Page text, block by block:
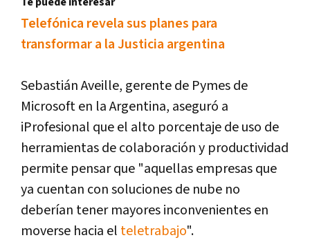
Telefónica revela sus planes para
transformar a la Justicia argentina
Sebastián Aveille, gerente de Pymes de
Microsoft en la Argentina, aseguró a
iProfesional que el alto porcentaje de uso de
herramientas de colaboración y productividad
permite pensar que "aquellas empresas que
ya cuentan con soluciones de nube no
deberían tener mayores inconvenientes en
moverse hacia el teletrabajo".